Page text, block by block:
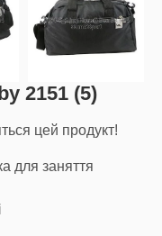
2151 (5)
цей продукт!
для заняття